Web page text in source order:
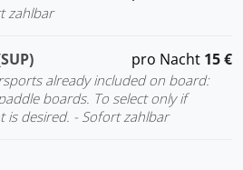
zahlbar
already included on board:
boards. To select only if
is desired. - Sofort zahlbar
pro Nacht 15 €